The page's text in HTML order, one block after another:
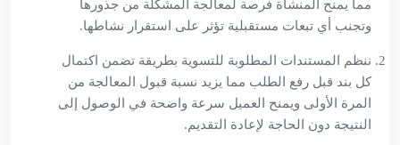
مما يمنح المنشأة فرصة لمعالجة المشكلة من جذورها
وتجنب أي تبعات مستقبلية تؤثر على استقرار نشاطها.
ننظم المستندات المطلوبة للتسوية بطريقة تضمن اكتمال
كل بند قبل رفع الطلب مما يزيد نسبة قبول المعالجة من
المرة الأولى ويمنح العميل سرعة واضحة في الوصول إلى
النتيجة دون الحاجة لإعادة التقديم.